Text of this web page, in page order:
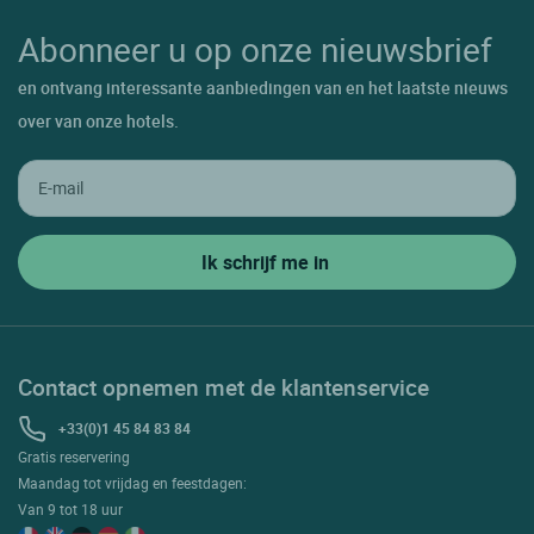
Abonneer u op onze nieuwsbrief
en ontvang interessante aanbiedingen van en het laatste nieuws
over van onze hotels.
Contact opnemen met de klantenservice
+33(0)1 45 84 83 84
Gratis reservering
Maandag tot vrijdag en feestdagen:
Van 9 tot 18 uur